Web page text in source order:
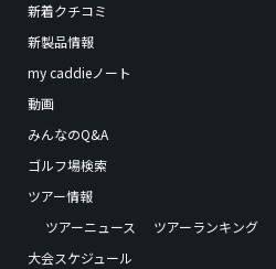
新着クチコミ
新製品情報
my caddieノート
動画
みんなのQ&A
ゴルフ場検索
ツアー情報
ツアーニュース
ツアーランキング
大会スケジュール